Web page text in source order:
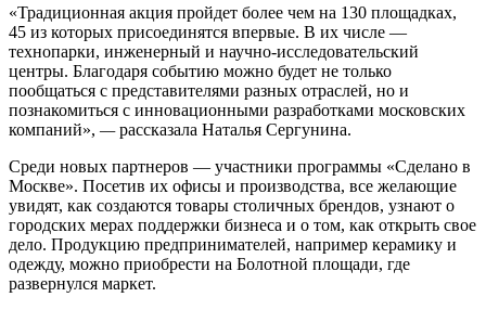
«Традиционная акция пройдет более чем на 130 площадках,
45 из которых присоединятся впервые. В их числе —
технопарки, инженерный и научно-исследовательский
центры. Благодаря событию можно будет не только
пообщаться с представителями разных отраслей, но и
познакомиться с инновационными разработками московских
компаний», —рассказала Наталья Сергунина.
Среди новых партнеров — участники программы «Сделано в
Москве». Посетив их офисы и производства, все желающие
увидят, как создаются товары столичных брендов, узнают о
городских мерах поддержки бизнеса и о том, как открыть свое
дело. Продукцию предпринимателей, например керамику и
одежду, можно приобрести на Болотной площади, где
развернулся маркет.